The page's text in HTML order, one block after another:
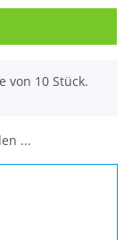
von 10 Stück.
...